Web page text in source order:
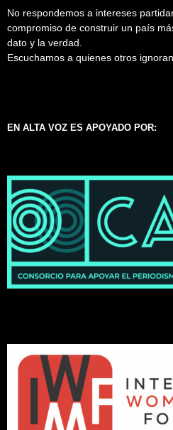
No respondemos a intereses
compromiso de construir un país
dato y la verdad.
Escuchamos a quienes otros
EN ALTA VOZ ES APOYADO POR: